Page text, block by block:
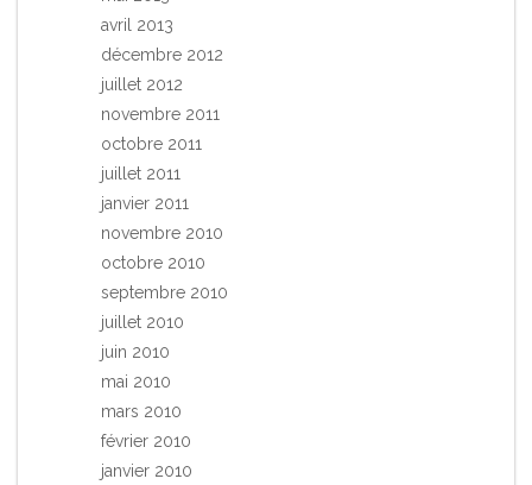
avril 2013
décembre 2012
juillet 2012
novembre 2011
octobre 2011
juillet 2011
janvier 2011
novembre 2010
octobre 2010
septembre 2010
juillet 2010
juin 2010
mai 2010
mars 2010
février 2010
janvier 2010